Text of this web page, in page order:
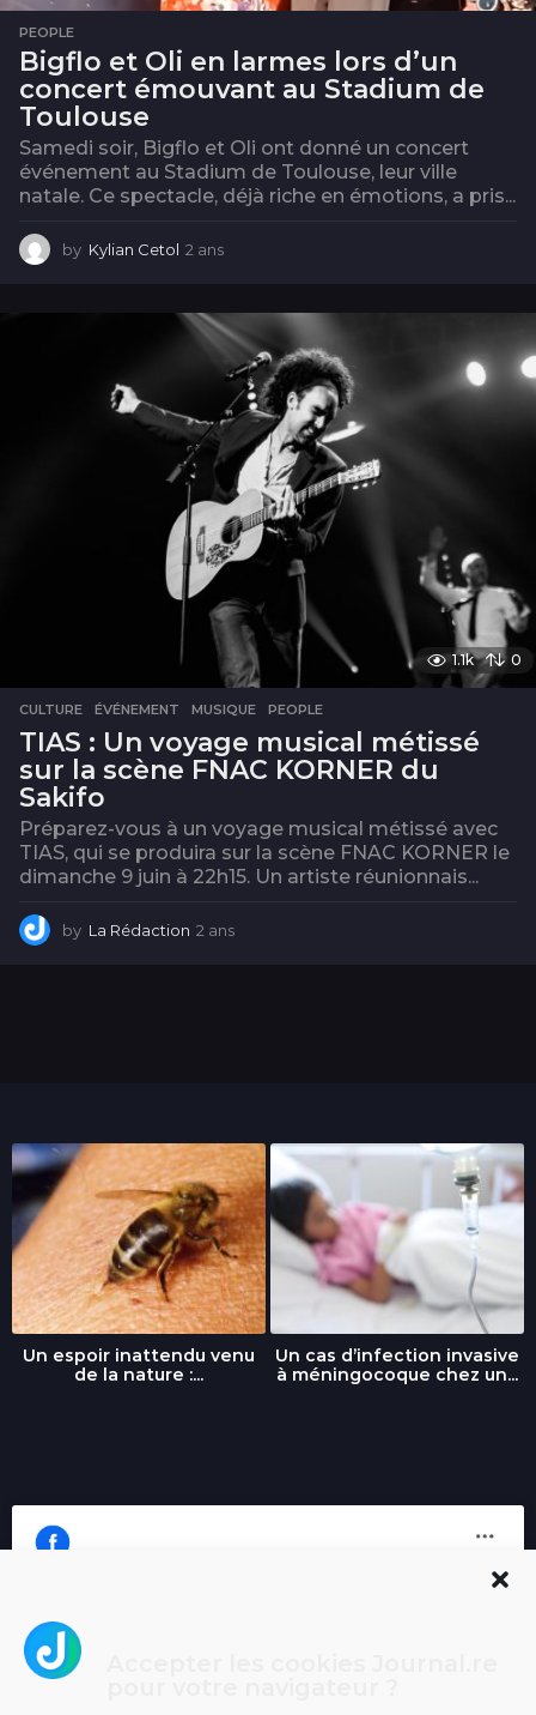
PEOPLE
Bigflo et Oli en larmes lors d’un
concert émouvant au Stadium de
Toulouse
Samedi soir, Bigflo et Oli ont donné un concert
événement au Stadium de Toulouse, leur ville
natale. Ce spectacle, déjà riche en émotions, a pris...
by Kylian Cetol 2 ans
s
1.1k 0
CULTURE ,ÉVÉNEMENT ,MUSIQUE ,PEOPLE
TIAS : Un voyage musical métissé
sur la scène FNAC KORNER du
Sakifo
Préparez-vous à un voyage musical métissé avec
TIAS, qui se produira sur la scène FNAC KORNER le
dimanche 9 juin à 22h15. Un artiste réunionnais...
by La Rédaction 2 ans
Un espoir inattendu venu
de la nature :...
Un cas d’infection invasive
à méningocoque chez un...